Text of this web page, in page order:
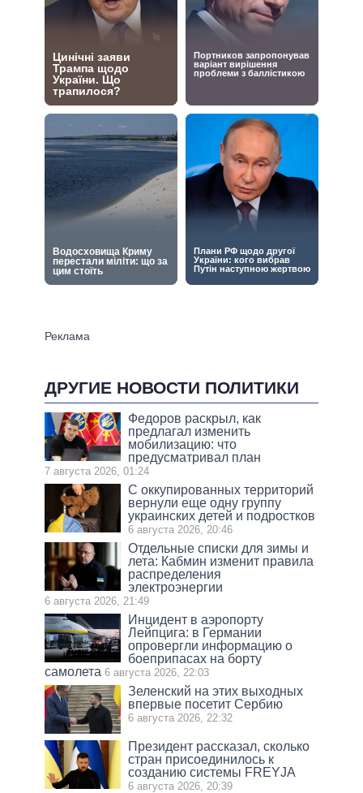
ДРУГИЕ НОВОСТИ ПОЛИТИКИ
Федоров раскрыл, как
предлагал изменить
мобилизацию: что
предусматривал план
7 августа 2026, 01:24
С оккупированных территорий
вернули еще одну группу
украинских детей и подростков
6 августа 2026, 20:46
Отдельные списки для зимы и
лета: Кабмин изменит правила
распределения
электроэнергии
6 августа 2026, 21:49
Инцидент в аэропорту
Лейпцига: в Германии
опровергли информацию о
боеприпасах на борту
самолета 6 августа 2026, 22:03
Зеленский на этих выходных
впервые посетит Сербию
6 августа 2026, 22:32
Президент рассказал, сколько
стран присоединилось к
созданию системы FREYJA
6 августа 2026, 20:39